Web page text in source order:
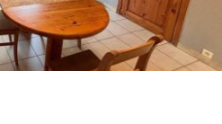
Salle de bain:
Commune
Cuisine:
Commune
Superficie:
10 m
Pièces privées:
1